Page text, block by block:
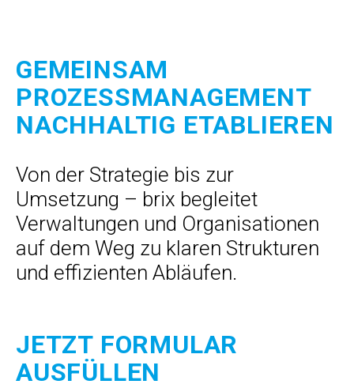
GEMEINSAM
PROZESSMANAGEMENT
NACHHALTIG ETABLIEREN
Von der Strategie bis zur
Umsetzung – brix begleitet
Verwaltungen und Organisationen
auf dem Weg zu klaren Strukturen
und effizienten Abläufen.
JETZT FORMULAR
AUSFÜLLEN